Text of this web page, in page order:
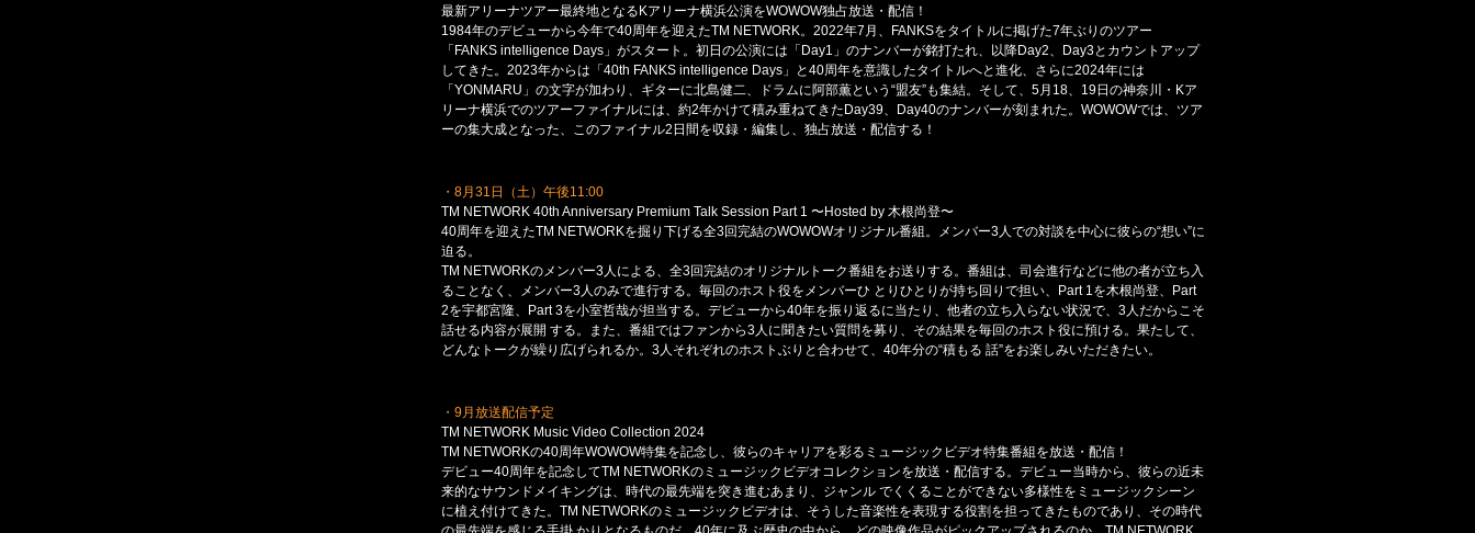
最新アリーナツアー最終地となるKアリーナ横浜公演をWOWOW独占放送・配信！
1984年のデビューから今年で40周年を迎えたTM NETWORK。2022年7月、FANKSをタイトルに掲げた7年ぶりのツアー
「FANKS intelligence Days」がスタート。初日の公演には「Day1」のナンバーが銘打たれ、以降Day2、Day3とカウントアップ
してきた。2023年からは「40th FANKS intelligence Days」と40周年を意識したタイトルへと進化、さらに2024年には
「YONMARU」の文字が加わり、ギターに北島健二、ドラムに阿部薫という“盟友”も集結。そして、5月18、19日の神奈川・Kア
リーナ横浜でのツアーファイナルには、約2年かけて積み重ねてきたDay39、Day40のナンバーが刻まれた。WOWOWでは、ツア
ーの集大成となった、このファイナル2日間を収録・編集し、独占放送・配信する！
・8月31日（土）午後11:00
TM NETWORK 40th Anniversary Premium Talk Session Part 1 〜Hosted by 木根尚登〜
40周年を迎えたTM NETWORKを掘り下げる全3回完結のWOWOWオリジナル番組。メンバー3人での対談を中心に彼らの“想い”に
迫る。
TM NETWORKのメンバー3人による、全3回完結のオリジナルトーク番組をお送りする。番組は、司会進行などに他の者が立ち入
ることなく、メンバー3人のみで進行する。毎回のホスト役をメンバーひ とりひとりが持ち回りで担い、Part 1を木根尚登、Part
2を宇都宮隆、Part 3を小室哲哉が担当する。デビューから40年を振り返るに当たり、他者の立ち入らない状況で、3人だからこそ
話せる内容が展開 する。また、番組ではファンから3人に聞きたい質問を募り、その結果を毎回のホスト役に預ける。果たして、
どんなトークが繰り広げられるか。3人それぞれのホストぶりと合わせて、40年分の“積もる 話”をお楽しみいただきたい。
・9月放送配信予定
TM NETWORK Music Video Collection 2024
TM NETWORKの40周年WOWOW特集を記念し、彼らのキャリアを彩るミュージックビデオ特集番組を放送・配信！
デビュー40周年を記念してTM NETWORKのミュージックビデオコレクションを放送・配信する。デビュー当時から、彼らの近未
来的なサウンドメイキングは、時代の最先端を突き進むあまり、ジャンル でくくることができない多様性をミュージックシーン
に植え付けてきた。TM NETWORKのミュージックビデオは、そうした音楽性を表現する役割を担ってきたものであり、その時代